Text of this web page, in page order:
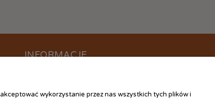
INFORMACJE
Kontakt
wykorzystanie przez nas wszystkich tych plików i